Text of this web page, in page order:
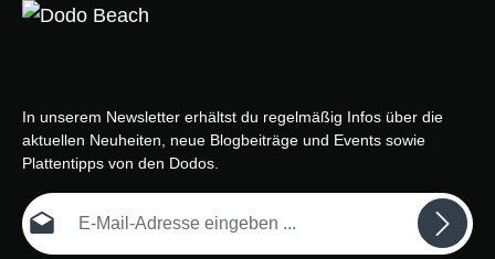
In unserem Newsletter erhältst du regelmäßig Infos über die
aktuellen Neuheiten, neue Blogbeiträge und Events sowie
Plattentipps von den Dodos.
E-Mail-Adresse*